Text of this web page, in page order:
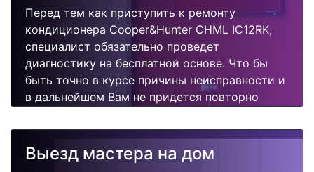
Перед тем как приступить к ремонту
кондиционера Cooper&Hunter CHML IC12RK,
специалист обязательно проведет
диагностику на бесплатной основе. Что бы
быть точно в курсе причины неисправности и
в дальнейшем Вам не придется повторно
поломок.
Выезд мастера на дом